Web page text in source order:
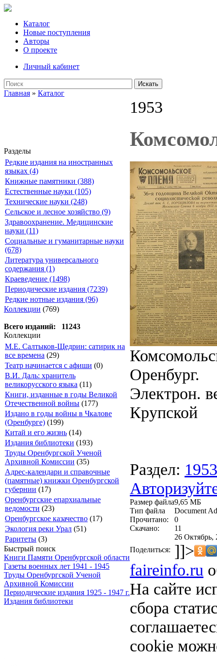
Каталог
Новые поступления
Авторы
О проекте
Личный кабинет
Искать
Главная » Каталог
Разделы
Редкие издания на иностранных
языках (4)
Книжные памятники (388)
Естественные науки (105)
Технические науки (248)
Сельское и лесное хозяйство (9)
Здравоохранение. Медицинские
науки (11)
Социальные и гуманитарные науки
(678)
Литература универсального
содержания (1)
Краеведение (1498)
Периодические издания (7239)
Редкие нотные издания (96)
Коллекции (769)
Всего изданий: 11243
Коллекции
М.Е. Салтыков-Щедрин: сатирик на
все времена (29)
Театр начинается с афиши (0)
В.И. Даль: хранитель
великорусского языка (11)
Книги, изданные в годы Великой
Отечественной войны (177)
Издано в годы войны в Чкалове
(Оренбурге) (199)
Китай и его жизнь (14)
Издания библиотеки (193)
Труды Оренбургской Ученой
Архивной Комиссии (35)
Адрес-календари и справочные
(памятные) книжки Оренбургской
губернии (17)
Оренбургские епархиальные
ведомости (23)
Оренбургское казачество (17)
Экология реки Урал (51)
Раритеты (3)
Быстрый поиск
Книги Памяти Оренбургской области
Газеты военных лет 1941 - 1945
Труды Оренбургской Ученой
Архивной Комиссии
Периодические издания 1925 - 1947 г.
Издания библиотеки
1953
Оренбург.
Электрон.
Крупской
Раздел: 1953
Размер файла9,65 МБ
Тип файла
Document
Прочитано:
0
Скачано:
11
26 Октябрь,
Поделиться: ]]>
faireinfo.ru
На сайте
сбора
cookie